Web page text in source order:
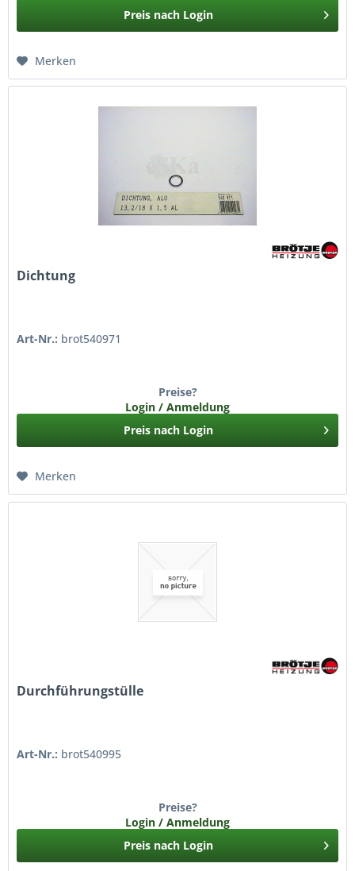
Preis nach Login
Merken
Dichtung
Art-Nr.: brot540971
Preise?
Login / Anmeldung
Preis nach Login
Merken
Durchführungstülle
Art-Nr.: brot540995
Preise?
Login / Anmeldung
Preis nach Login